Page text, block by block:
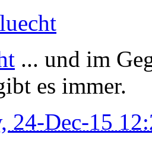
... und im
es immer.
24-Dec-15